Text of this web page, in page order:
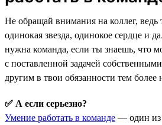
Не обращай внимания на коллег,
одинокая звезда, одинокое сердце и
нужна команда, если ты знаешь, что
с поставленной задачей
другим в твои обязанности тем более
✅ А если серьезно?
Умение работать в команде — один из